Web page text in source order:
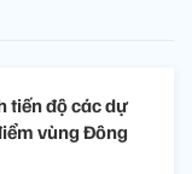
tiến độ các dự
vùng Đông